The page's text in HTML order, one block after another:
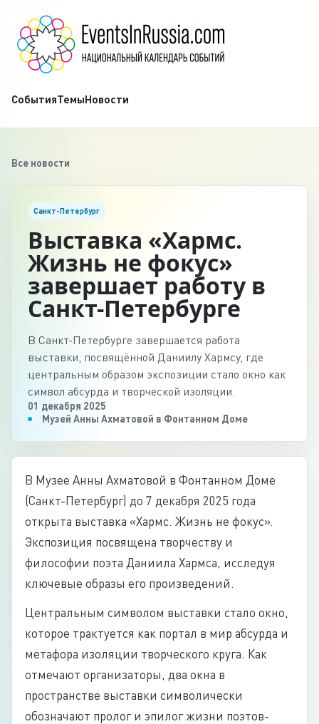
СобытияТемыНовости
Все новости
Санкт-Петербург
Выставка «Хармс.
Жизнь не фокус»
завершает работу в
Санкт-Петербурге
В Санкт-Петербурге завершается работа
выставки, посвящённой Даниилу Хармсу, где
центральным образом экспозиции стало окно как
символ абсурда и творческой изоляции.
01 декабря 2025
Музей Анны Ахматовой в Фонтанном Доме
В Музее Анны Ахматовой в Фонтанном Доме
(Санкт-Петербург) до 7 декабря 2025 года
открыта выставка «Хармс. Жизнь не фокус».
Экспозиция посвящена творчеству и
философии поэта Даниила Хармса, исследуя
ключевые образы его произведений.
Центральным символом выставки стало окно,
которое трактуется как портал в мир абсурда и
метафора изоляции творческого круга. Как
отмечают организаторы, два окна в
пространстве выставки символически
обозначают пролог и эпилог жизни поэтов-